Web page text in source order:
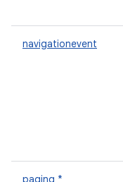
navigationevent
paging *